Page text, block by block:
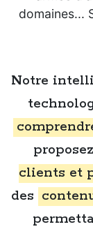
domaines...
Notre
clients et
des